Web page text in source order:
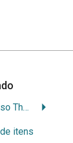
Curso Theorico de Geographia Physica, Politica e Astronomica — Curso Superior
itens